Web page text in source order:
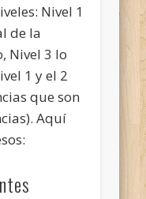
Nivel 1
de la
Nivel 3 lo
1 y el 2
que son
Aquí